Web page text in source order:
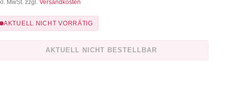
MwSt. zzgl. Versandkosten
AKTUELL NICHT VORRÄTIG
AKTUELL NICHT BESTELLBAR